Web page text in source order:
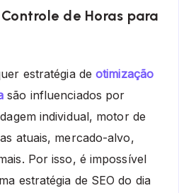
de Horas para
estratégia de otimização
são influenciados por
individual, motor de
atuais, mercado-alvo,
Por isso, é impossível
estratégia de SEO do dia